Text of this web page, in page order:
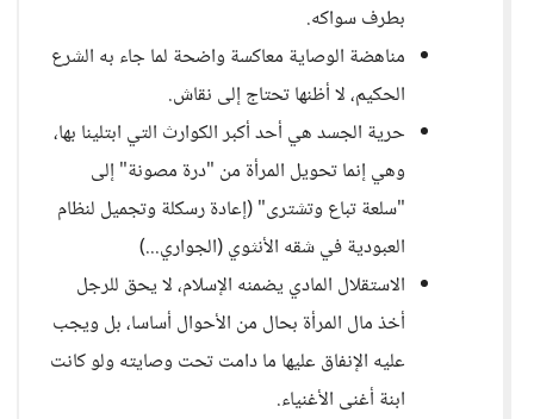
بطرف سواكه.
مناهضة الوصاية معاكسة واضحة لما جاء به الشرع
الحكيم، لا أظنها تحتاج إلى نقاش.
حرية الجسد هي أحد أكبر الكوارث التي ابتلينا بها،
وهي إنما تحويل المرأة من "درة مصونة" إلى
"سلعة تباع وتشترى" (إعادة رسكلة وتجميل لنظام
العبودية في شقه الأنثوي (الجواري...)
الاستقلال المادي يضمنه الإسلام، لا يحق للرجل
أخذ مال المرأة بحال من الأحوال أساسا، بل ويجب
عليه الإنفاق عليها ما دامت تحت وصايته ولو كانت
ابنة أغنى الأغنياء.